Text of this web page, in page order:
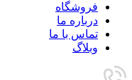
فروشگاه
درباره ما
تماس با ما
وبلاگ